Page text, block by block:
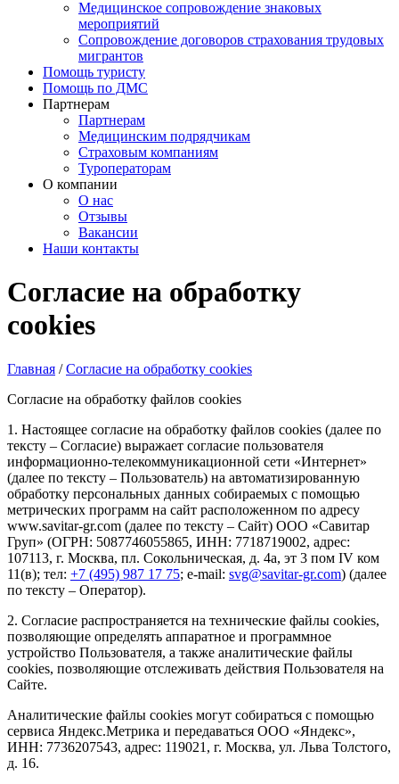
Медицинское сопровождение знаковых
мероприятий
Сопровождение договоров страхования трудовых
мигрантов
Помощь туристу
Помощь по ДМС
Партнерам
Партнерам
Медицинским подрядчикам
Страховым компаниям
Туроператорам
О компании
О нас
Отзывы
Вакансии
Наши контакты
Согласие на обработку
cookies
Главная /Согласие на обработку cookies
Согласие на обработку файлов cookies
1. Настоящее согласие на обработку файлов cookies (далее по
тексту – Согласие) выражает согласие пользователя
информационно-телекоммуникационной сети «Интернет»
(далее по тексту – Пользователь) на автоматизированную
обработку персональных данных собираемых с помощью
метрических программ на сайт расположенном по адресу
www.savitar-gr.com (далее по тексту – Сайт) ООО «Савитар
Груп» (ОГРН: 5087746055865, ИНН: 7718719002, адрес:
107113, г. Москва, пл. Сокольническая, д. 4а, эт 3 пом IV ком
11(в); тел: +7 (495) 987 17 75; e-mail: svg@savitar-gr.com) (далее
по тексту – Оператор).
2. Согласие распространяется на технические файлы cookies,
позволяющие определять аппаратное и программное
устройство Пользователя, а также аналитические файлы
cookies, позволяющие отслеживать действия Пользователя на
Сайте.
Аналитические файлы cookies могут собираться с помощью
сервиса Яндекс.Метрика и передаваться ООО «Яндекс»,
ИНН: 7736207543, адрес: 119021, г. Москва, ул. Льва Толстого,
д. 16.